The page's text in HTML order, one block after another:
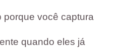
porque você captura
quando eles já